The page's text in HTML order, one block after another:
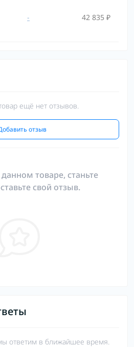
- 42 835 ₽
ещё нет отзывов.
отзыв
товаре, станьте
свой отзыв.
ответим в ближайшее время.